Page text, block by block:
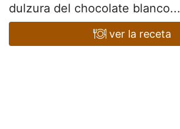
dulzura del chocolate blanco...
ver la receta